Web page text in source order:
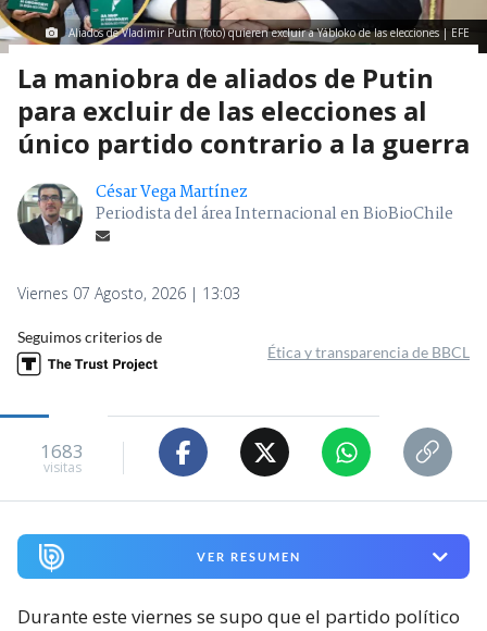
Aliados de Vladimir Putin (foto) quieren excluir a Yábloko de las elecciones | EFE
La maniobra de aliados de Putin
para excluir de las elecciones al
único partido contrario a la guerra
César Vega Martínez
Periodista del área Internacional en BioBioChile
Viernes 07 Agosto, 2026 | 13:03
Seguimos criterios de
Ética y transparencia de BBCL
1683
visitas
VER RESUMEN
Durante este viernes se supo que el partido político